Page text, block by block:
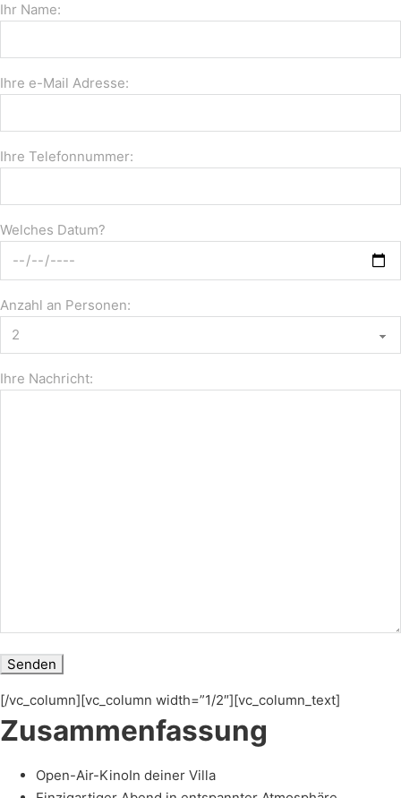
Ihr Name:
Ihre e-Mail Adresse:
Ihre Telefonnummer:
Welches Datum?
Anzahl an Personen:
Ihre Nachricht:
[/vc_column][vc_column width=”1/2″][vc_column_text]
Zusammenfassung
Open-Air-KinoIn deiner Villa